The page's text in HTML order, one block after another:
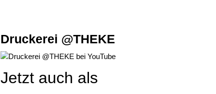
Druckerei @THEKE
Jetzt auch als